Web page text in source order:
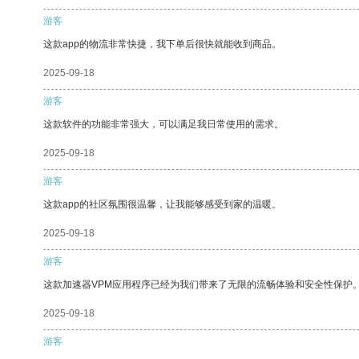
游客
这款app的物流非常快捷，我下单后很快就能收到商品。
2025-09-18
游客
这款软件的功能非常强大，可以满足我日常使用的需求。
2025-09-18
游客
这款app的社区氛围很温馨，让我能够感受到家的温暖。
2025-09-18
游客
这款加速器VPM应用程序已经为我们带来了无限的流畅体验和安全性保护
2025-09-18
游客